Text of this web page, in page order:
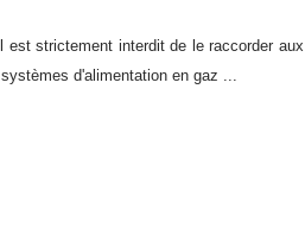
strictement interdit de le raccorder aux
d'alimentation en gaz ...